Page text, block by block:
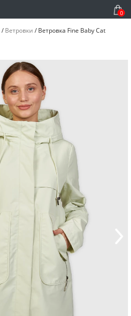
0
/ Ветровки / Ветровка Fine Baby Cat